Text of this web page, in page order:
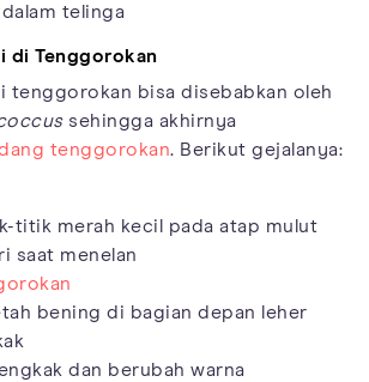
telinga
di Tenggorokan
tenggorokan bisa disebabkan oleh
sehingga akhirnya
tenggorokan. Berikut gejalanya:
titik merah kecil pada atap mulut
saat menelan
bening di bagian depan leher
dan berubah warna